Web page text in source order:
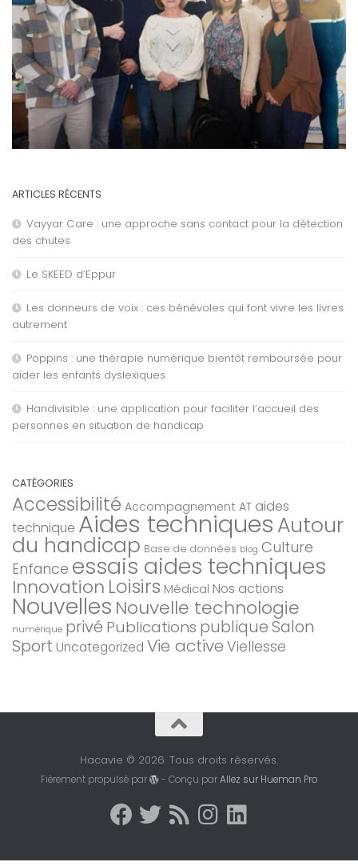
ARTICLES RÉCENTS
Vayyar Care : une approche sans contact pour la détection
des chutes
Le SKEED d’Eppur
Les donneurs de voix : ces bénévoles qui font vivre les livres
autrement
Poppins : une thérapie numérique bientôt remboursée pour
aider les enfants dyslexiques
Handivisible : une application pour faciliter l’accueil des
personnes en situation de handicap
CATÉGORIES
Accessibilité Accompagnement AT aides
technique Aides techniquesAutour
du handicap Base de données blog Culture
Enfance essais aides techniques
Innovation Loisirs Médical Nos actions
Nouvelles Nouvelle technologie
numérique privé Publications publiqueSalon
Sport Uncategorized Vie active Viellesse
Hacavie © 2026. Tous droits réservés.
Fièrement propulsé par - Conçu parAllez sur Hueman Pro